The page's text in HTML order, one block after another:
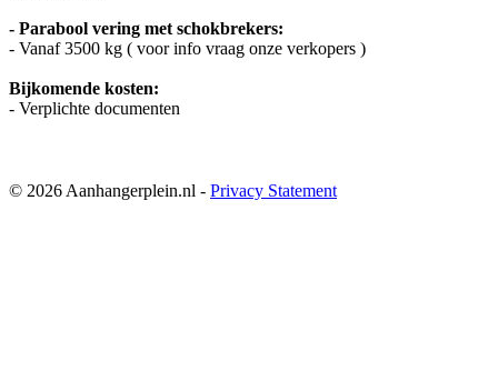
- Parabool vering met schokbrekers:
- Vanaf 3500 kg ( voor info vraag onze verkopers )
Bijkomende kosten:
- Verplichte documenten
© 2026 Aanhangerplein.nl - Privacy Statement